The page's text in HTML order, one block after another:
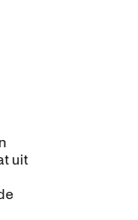
uit